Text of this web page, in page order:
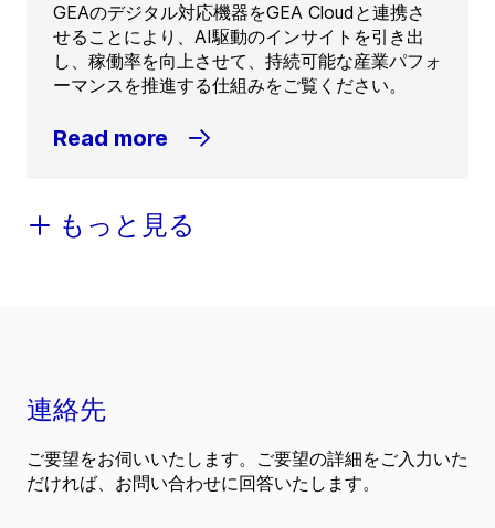
GEAのデジタル対応機器をGEA Cloudと連携さ
せることにより、AI駆動のインサイトを引き出
し、稼働率を向上させて、持続可能な産業パフォ
ーマンスを推進する仕組みをご覧ください。
Read more
もっと見る
連絡先
ご要望をお伺いいたします。ご要望の詳細をご入力いた
だければ、お問い合わせに回答いたします。